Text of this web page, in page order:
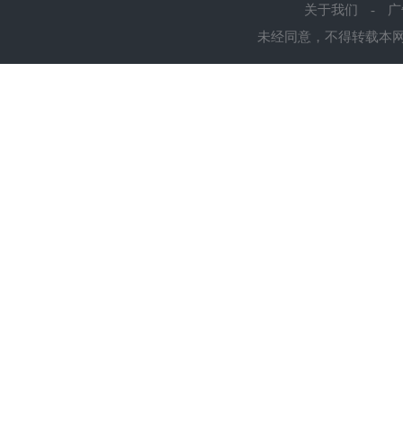
关于我们 -
未经同意，不得转载本